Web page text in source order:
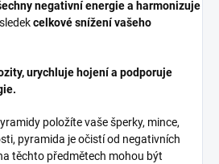
negativní energie a harmonizuje
celkové snížení vašeho
urychluje hojení a podporuje
položíte vaše šperky, mince,
pyramida je očistí od negativních
těchto předmětech mohou být